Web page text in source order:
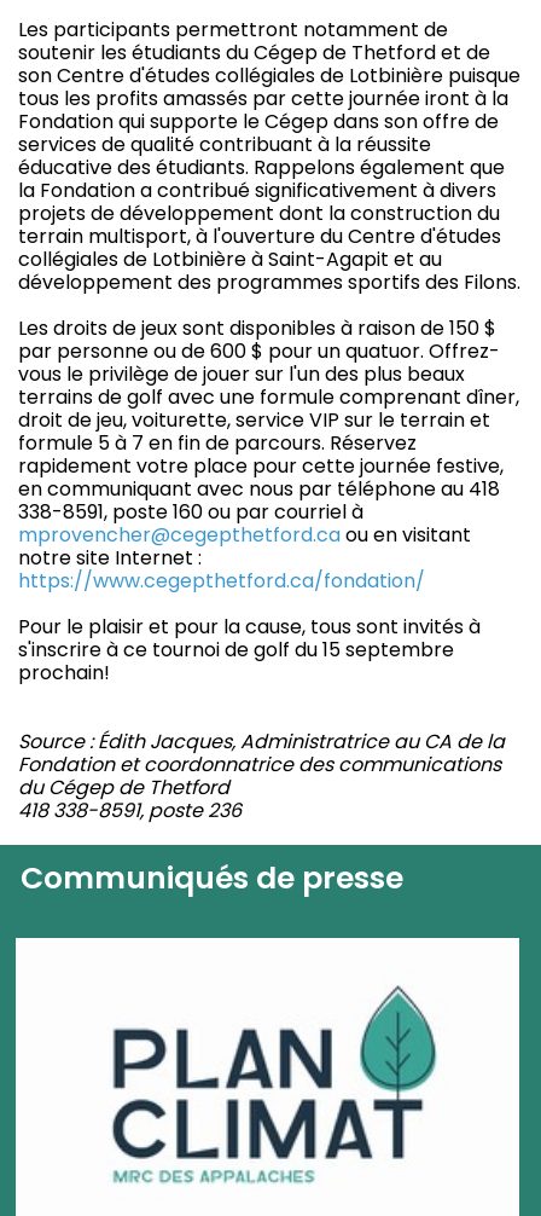
Les participants permettront notamment de
soutenir les étudiants du Cégep de Thetford et de
son Centre d'études collégiales de Lotbinière puisque
tous les profits amassés par cette journée iront à la
Fondation qui supporte le Cégep dans son offre de
services de qualité contribuant à la réussite
éducative des étudiants. Rappelons également que
la Fondation a contribué significativement à divers
projets de développement dont la construction du
terrain multisport, à l'ouverture du Centre d'études
collégiales de Lotbinière à Saint-Agapit et au
développement des programmes sportifs des Filons.
Les droits de jeux sont disponibles à raison de 150 $
par personne ou de 600 $ pour un quatuor. Offrez-
vous le privilège de jouer sur l'un des plus beaux
terrains de golf avec une formule comprenant dîner,
droit de jeu, voiturette, service VIP sur le terrain et
formule 5 à 7 en fin de parcours. Réservez
rapidement votre place pour cette journée festive,
en communiquant avec nous par téléphone au 418
338-8591, poste 160 ou par courriel à
mprovencher@cegepthetford.caou en visitant
notre site Internet :
https://www.cegepthetford.ca/fondation/
Pour le plaisir et pour la cause, tous sont invités à
s'inscrire à ce tournoi de golf du 15 septembre
prochain!
Source : Édith Jacques, Administratrice au CA de la
Fondation et coordonnatrice des communications
du Cégep de Thetford
418 338-8591, poste 236
Communiqués de presse